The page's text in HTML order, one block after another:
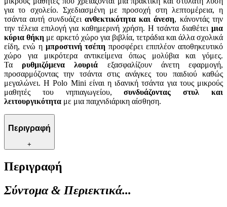
για το σχολείο. Σχεδιασμένη με προσοχή στη λεπτομέρεια, η
τσάντα αυτή συνδυάζει ανθεκτικότητα και άνεση, κάνοντάς την
την τέλεια επιλογή για καθημερινή χρήση. Η τσάντα διαθέτει μια
κύρια θήκη με αρκετό χώρο για βιβλία, τετράδια και άλλα σχολικά
είδη, ενώ η μπροστινή τσέπη προσφέρει επιπλέον αποθηκευτικό
χώρο για μικρότερα αντικείμενα όπως μολύβια και γόμες.
Τα ρυθμιζόμενα λουριά εξασφαλίζουν άνετη εφαρμογή,
προσαρμόζοντας την τσάντα στις ανάγκες του παιδιού καθώς
μεγαλώνει. Η Polo Mini είναι η ιδανική τσάντα για τους μικρούς
μαθητές του νηπιαγωγείου,συνδυάζοντας στυλ και
λειτουργικότητα με μια παιχνιδιάρικη αίσθηση.
Περιγραφή
+
Περιγραφή
Σύντομα & Περιεκτικά...